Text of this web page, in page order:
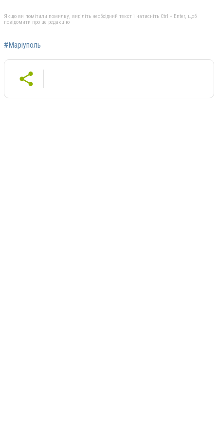
Якщо ви помітили помилку, виділіть необхідний текст і натисніть Ctrl + Enter, щоб
повідомити про це редакцію
#Маріуполь